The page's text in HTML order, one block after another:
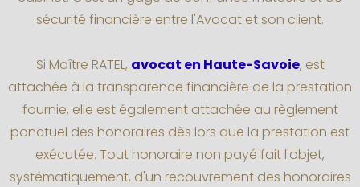
sécurité financière entre l'Avocat et son client.
Si Maître RATEL, avocat en Haute-Savoie, est
attachée à la transparence financière de la prestation
fournie, elle est également attachée au règlement
ponctuel des honoraires dès lors que la prestation est
exécutée. Tout honoraire non payé fait l'objet,
systématiquement, d'un recouvrement des honoraires